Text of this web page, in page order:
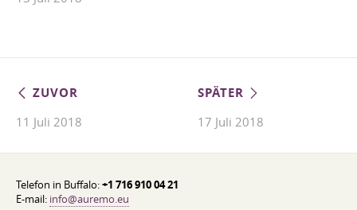
ZUVOR
11 Juli 2018
SPÄTER
17 Juli 2018
Telefon in Buffalo:+1 716 910 04 21
E-mail: info@auremo.eu